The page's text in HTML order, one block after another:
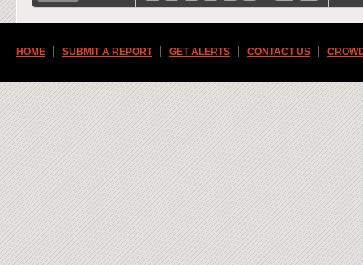
HOME SUBMIT A REPORT GET ALERTS CONTACT US